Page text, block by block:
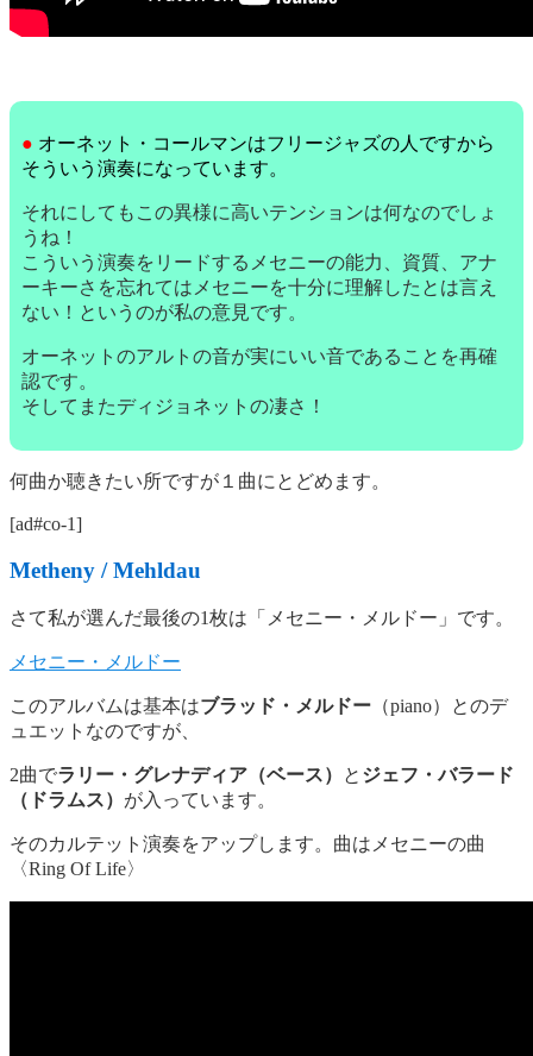
● オーネット・コールマンはフリージャズの人ですから
そういう演奏になっています。
それにしてもこの異様に高いテンションは何なのでしょ
うね！
こういう演奏をリードするメセニーの能力、資質、アナ
ーキーさを忘れてはメセニーを十分に理解したとは言え
ない！というのが私の意見です。
オーネットのアルトの音が実にいい音であることを再確
認です。
そしてまたディジョネットの凄さ！
何曲か聴きたい所ですが１曲にとどめます。
[ad#co-1]
Metheny / Mehldau
さて私が選んだ最後の1枚は「メセニー・メルドー」です。
メセニー・メルドー
このアルバムは基本はブラッド・メルドー （piano）とのデ
ュエットなのですが、
2曲でラリー・グレナディア（ベース） と ジェフ・バラード
（ドラムス） が入っています。
そのカルテット演奏をアップします。曲はメセニーの曲
〈Ring Of Life〉